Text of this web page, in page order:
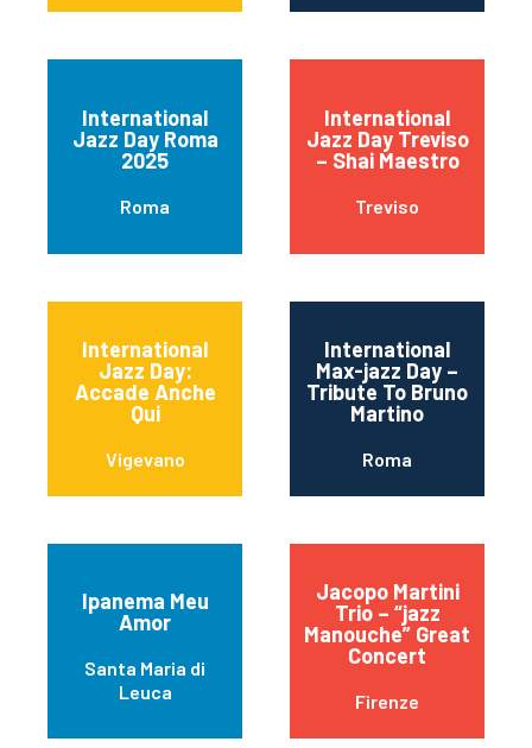
International
Jazz Day Roma
2025
Roma
International
Jazz Day Treviso
– Shai Maestro
Treviso
International
Jazz Day:
Accade Anche
Qui
Vigevano
International
Max-jazz Day –
Tribute To Bruno
Martino
Roma
Ipanema Meu
Amor
Santa Maria di
Leuca
Jacopo Martini
Trio – “jazz
Manouche” Great
Concert
Firenze